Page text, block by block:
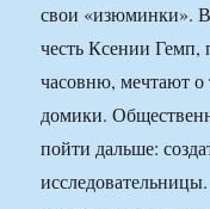
свои «изюминки».
честь Ксении Гемп,
часовню, мечтают о
домики.
пойти дальше: